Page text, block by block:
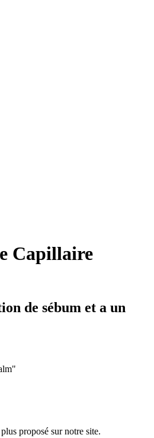
Capillaire
de sébum et a un
proposé sur notre site.